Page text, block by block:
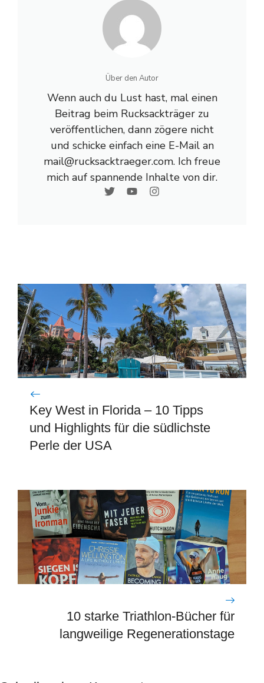
Über den Autor
Wenn auch du Lust hast, mal einen
Beitrag beim Rucksackträger zu
veröffentlichen, dann zögere nicht
und schicke einfach eine E-Mail an
mail@rucksacktraeger.com. Ich freue
mich auf spannende Inhalte von dir.
Key West in Florida – 10 Tipps
und Highlights für die südlichste
Perle der USA
10 starke Triathlon-Bücher für
langweilige Regenerationstage